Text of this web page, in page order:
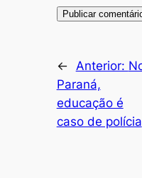
← Anterior:
Paraná,
educação é
caso de polícia